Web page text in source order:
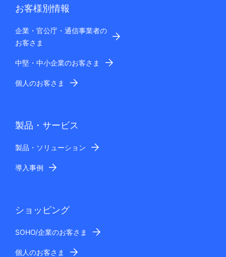
お客様別情報
企業・官公庁・通信事業者の
お客さま
中堅・中小企業のお客さま
個人のお客さま
製品・サービス
製品・ソリューション
導入事例
ショッピング
SOHO/企業のお客さま
個人のお客さま